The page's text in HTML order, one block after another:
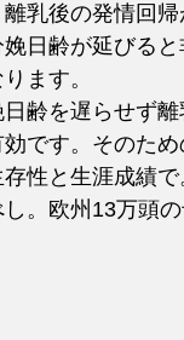
乳後の発情回
日齢が延びる
ます。
齢を遅らせず
です。そのた
性と生涯成績で
。欧州13万頭